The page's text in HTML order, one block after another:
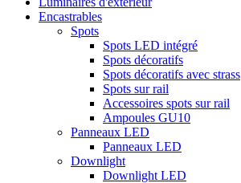
Encastrables
Spots
Spots LED intégré
Spots décoratifs
Spots décoratifs avec strass
Spots sur rail
Accessoires spots sur rail
Ampoules GU10
Panneaux LED
Panneaux LED
Downlight
Downlight LED